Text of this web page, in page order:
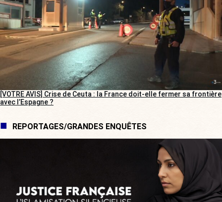
[VOTRE AVIS] Crise de Ceuta : la France doit-elle fermer sa frontière
avec l’Espagne ?
REPORTAGES/GRANDES ENQUÊTES